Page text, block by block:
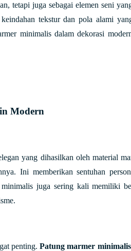
tetapi juga sebagai elemen seni
tekstur dan pola alami
minimalis dalam dekorasi
Modern
yang dihasilkan oleh material
Ini memberikan sentuhan
juga sering kali memiliki
penting. Patung marmer minimalis